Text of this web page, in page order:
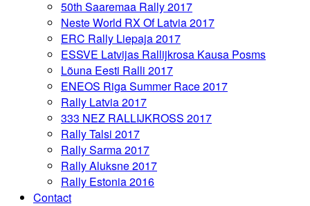
50th Saaremaa Rally 2017
Neste World RX Of Latvia 2017
ERC Rally Liepaja 2017
ESSVE Latvijas Rallijkrosa Kausa Posms
Lõuna Eesti Ralli 2017
ENEOS Riga Summer Race 2017
Rally Latvia 2017
333 NEZ RALLIJKROSS 2017
Rally Talsi 2017
Rally Sarma 2017
Rally Aluksne 2017
Rally Estonia 2016
Contact